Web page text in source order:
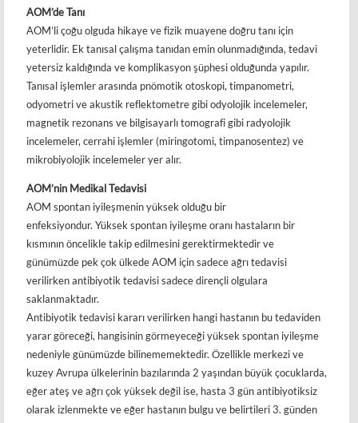
AOM’de Tanı
AOM’li çoğu olguda hikaye ve fizik muayene doğru tanı için
yeterlidir. Ek tanısal çalışma tanıdan emin olunmadığında, tedavi
yetersiz kaldığında ve komplikasyon şüphesi olduğunda yapılır.
Tanısal işlemler arasında pnömotik otoskopi, timpanometri,
odyometri ve akustik reflektometre gibi odyolojik incelemeler,
magnetik rezonans ve bilgisayarlı tomografi gibi radyolojik
incelemeler, cerrahi işlemler (miringotomi, timpanosentez) ve
mikrobiyolojik incelemeler yer alır.
AOM’nin Medikal Tedavisi
AOM spontan iyileşmenin yüksek olduğu bir
enfeksiyondur. Yüksek spontan iyileşme oranı hastaların bir
kısmının öncelikle takip edilmesini gerektirmektedir ve
günümüzde pek çok ülkede AOM için sadece ağrı tedavisi
verilirken antibiyotik tedavisi sadece dirençli olgulara
saklanmaktadır.
Antibiyotik tedavisi kararı verilirken hangi hastanın bu tedaviden
yarar göreceği, hangisinin görmeyeceği yüksek spontan iyileşme
nedeniyle günümüzde bilinememektedir. Özellikle merkezi ve
kuzey Avrupa ülkelerinin bazılarında 2 yaşından büyük çocuklarda,
eğer ateş ve ağrı çok yüksek değil ise, hasta 3 gün antibiyotiksiz
olarak izlenmekte ve eğer hastanın bulgu ve belirtileri 3. günden